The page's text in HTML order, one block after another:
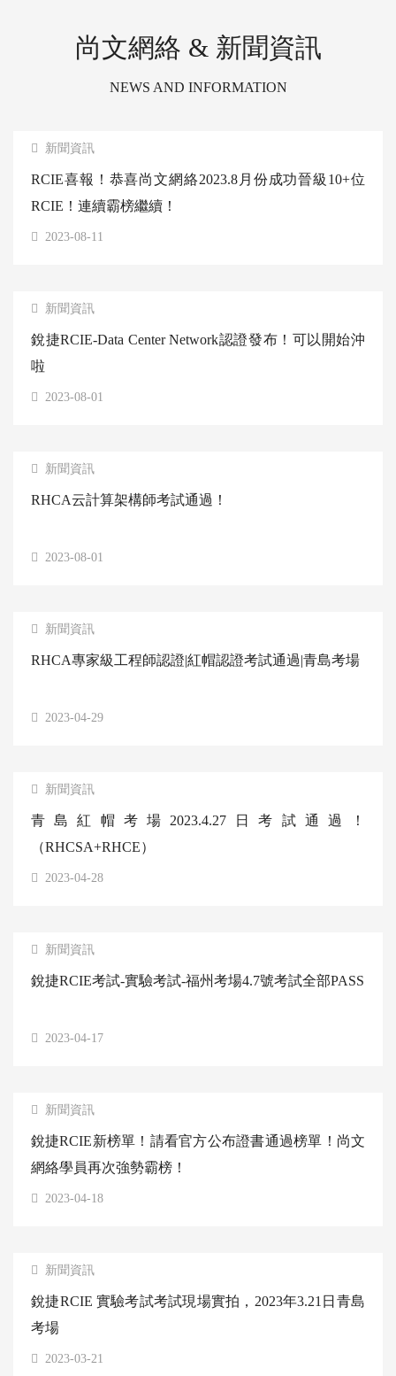
尚文網絡 & 新聞資訊
NEWS AND INFORMATION
新聞資訊
RCIE喜報！恭喜尚文網絡2023.8月份成功晉級10+位
RCIE！連續霸榜繼續！
2023-08-11
新聞資訊
銳捷RCIE-Data Center Network認證發布！可以開始沖
啦
2023-08-01
新聞資訊
RHCA云計算架構師考試通過！
2023-08-01
新聞資訊
RHCA專家級工程師認證|紅帽認證考試通過|青島考場
2023-04-29
新聞資訊
青島紅帽考場2023.4.27日考試通過！
（RHCSA+RHCE）
2023-04-28
新聞資訊
銳捷RCIE考試-實驗考試-福州考場4.7號考試全部PASS
2023-04-17
新聞資訊
銳捷RCIE新榜單！請看官方公布證書通過榜單！尚文
網絡學員再次強勢霸榜！
2023-04-18
新聞資訊
銳捷RCIE 實驗考試考試現場實拍，2023年3.21日青島
考場
2023-03-21